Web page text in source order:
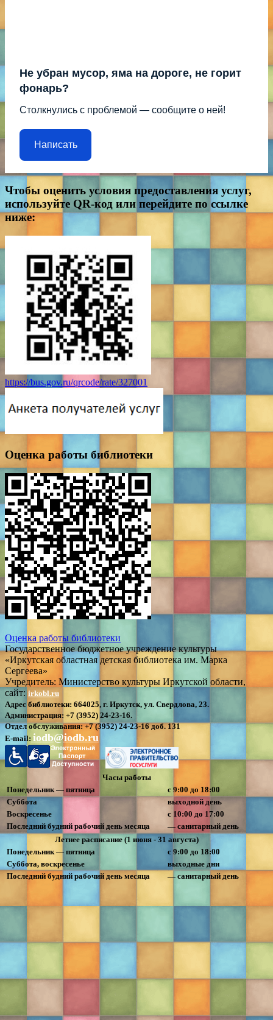
Не убран мусор, яма на дороге, не горит
фонарь?
Столкнулись с проблемой — сообщите о ней!
Написать
Чтобы оценить условия предоставления услуг,
используйте QR-код или перейдите по ссылке
ниже:
https://bus.gov.ru/qrcode/rate/327001
Оценка работы библиотеки
Оценка работы библиотеки
Государственное бюджетное учреждение культуры
«Иркутская областная детская библиотека им. Марка
Сергеева»
Учредитель: Министерство культуры Иркутской области,
сайт: irkobl.ru
Адрес библиотеки: 664025, г. Иркутск, ул. Свердлова, 23.
Администрация: +7 (3952) 24-23-16.
Отдел обслуживания:+7 (3952) 24-23-16 доб. 131
E-mail: iodb@iodb.ru
Часы работы
Понедельник — пятница
с 9:00 до 18:00
Суббота
выходной день
Воскресенье
с 10:00 до 17:00
Последний будний рабочий день месяца
— санитарный день
Летнее расписание (1 июня - 31 августа)
Понедельник — пятница
с 9:00 до 18:00
Суббота, воскресенье
выходные дни
Последний будний рабочий день месяца
— санитарный день